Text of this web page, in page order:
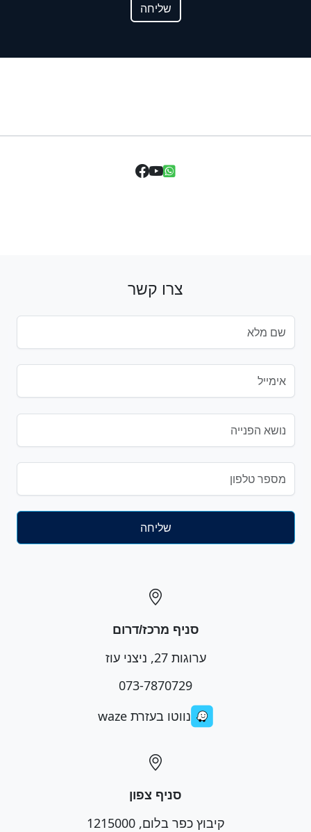
שליחה
סניף מרכז/דרום
ערוגות 27, ניצני עוז
073-7870729
נווטו בעזרת waze
סניף צפון
קיבוץ כפר בלום, 1215000
צרו קשר